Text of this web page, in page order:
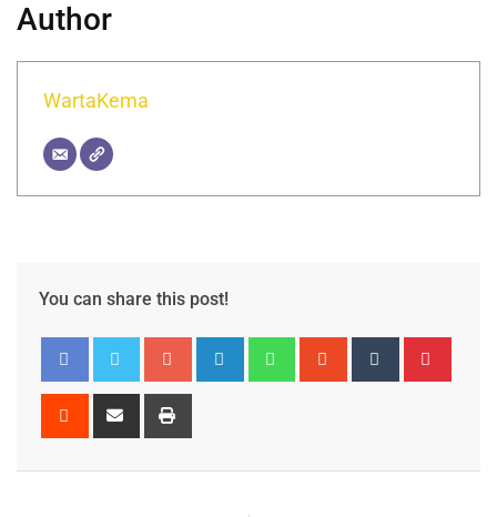
Author
WartaKema
You can share this post!